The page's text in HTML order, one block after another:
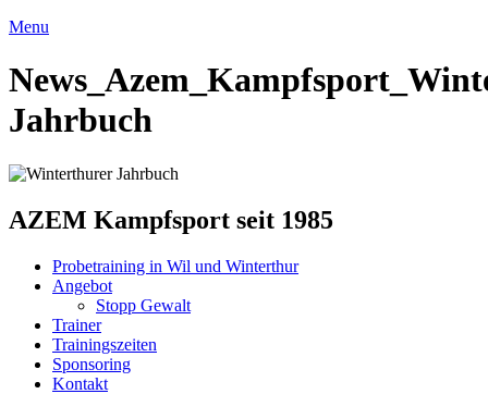
Menu
Jahrbuch
AZEM Kampfsport seit 1985
Probetraining in Wil und Winterthur
Angebot
Stopp Gewalt
Trainer
Trainingszeiten
Sponsoring
Kontakt